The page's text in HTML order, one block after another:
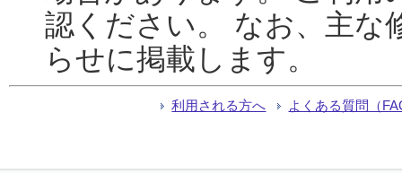
認ください。 なお、主な
らせに掲載します。
利用される方へ よくある質問（